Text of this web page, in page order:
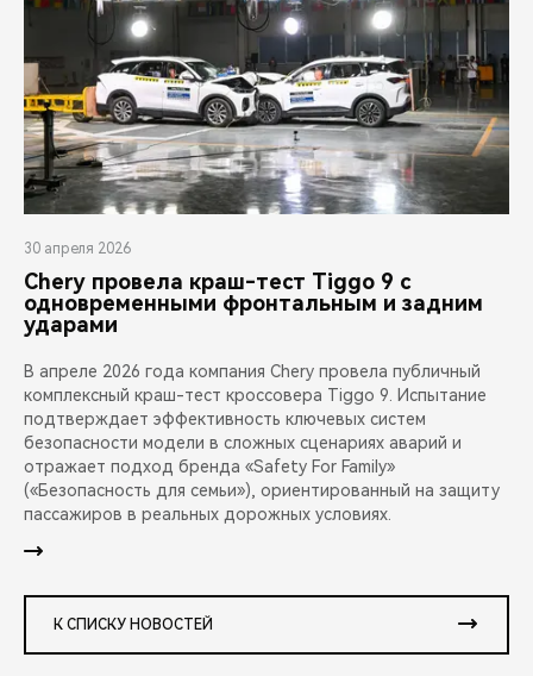
30 апреля 2026
Chery провела краш-тест Tiggo 9 с
одновременными фронтальным и задним
ударами
В апреле 2026 года компания Chery провела публичный
комплексный краш-тест кроссовера Tiggo 9. Испытание
подтверждает эффективность ключевых систем
безопасности модели в сложных сценариях аварий и
отражает подход бренда «Safety For Family»
(«Безопасность для семьи»), ориентированный на защиту
пассажиров в реальных дорожных условиях.
К СПИСКУ НОВОСТЕЙ